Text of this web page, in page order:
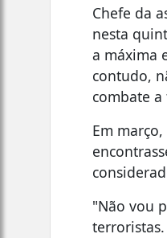
Chefe da
nesta
a máxima
contudo,
combate
Em
"Não vou